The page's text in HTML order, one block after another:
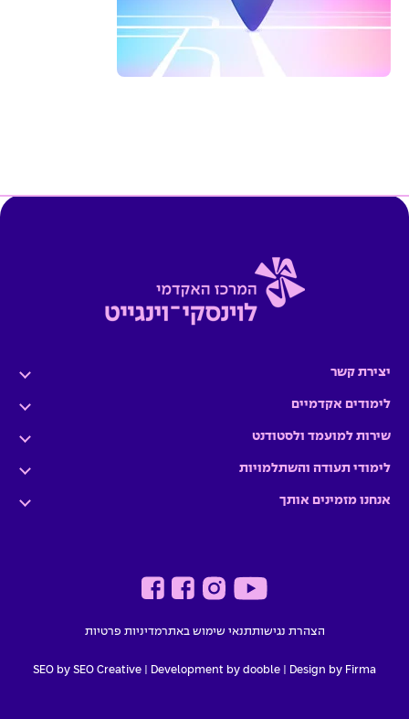
יצירת קשר
לימודים אקדמיים
שירות למועמד ולסטודנט
לימודי תעודה והשתלמויות
אנחנו מזמינים אותך
הצהרת נגישותתנאי שימוש באתרמדיניות פרטיות
Design by Firma |
Development by dooble
SEO by SEO Creative